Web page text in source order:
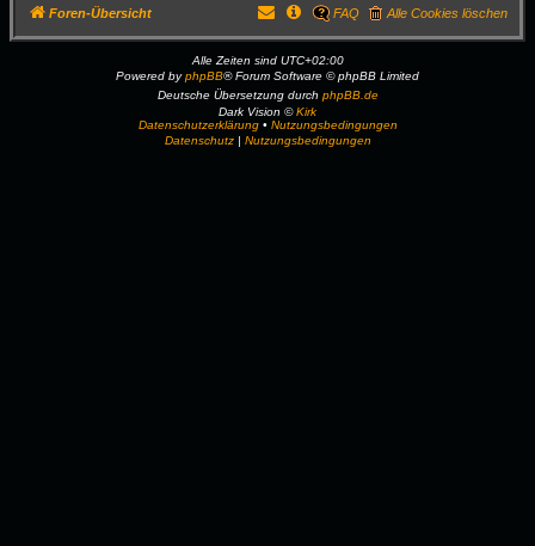
Foren-Übersicht Alle Cookies löschen
FAQ
Alle Zeiten sind UTC+02:00
Powered byphpBB® Forum Software © phpBB Limited
Deutsche Übersetzung durch phpBB.de
Dark Vision ©Kirk
Datenschutzerklärung• Nutzungsbedingungen
Datenschutz| Nutzungsbedingungen